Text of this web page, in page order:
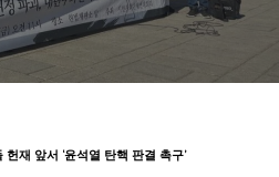
재 앞서 ‘윤석열 탄핵 판결 촉구’